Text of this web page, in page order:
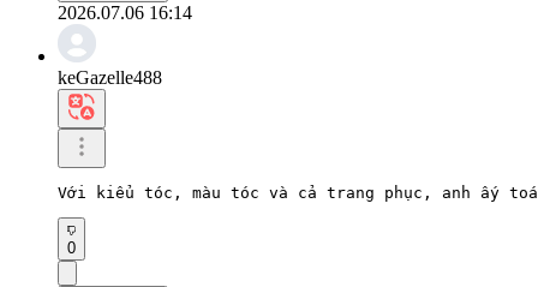
2026.07.06 16:14
keGazelle488
Với kiểu tóc, màu tóc và cả trang phục, anh ấy
0